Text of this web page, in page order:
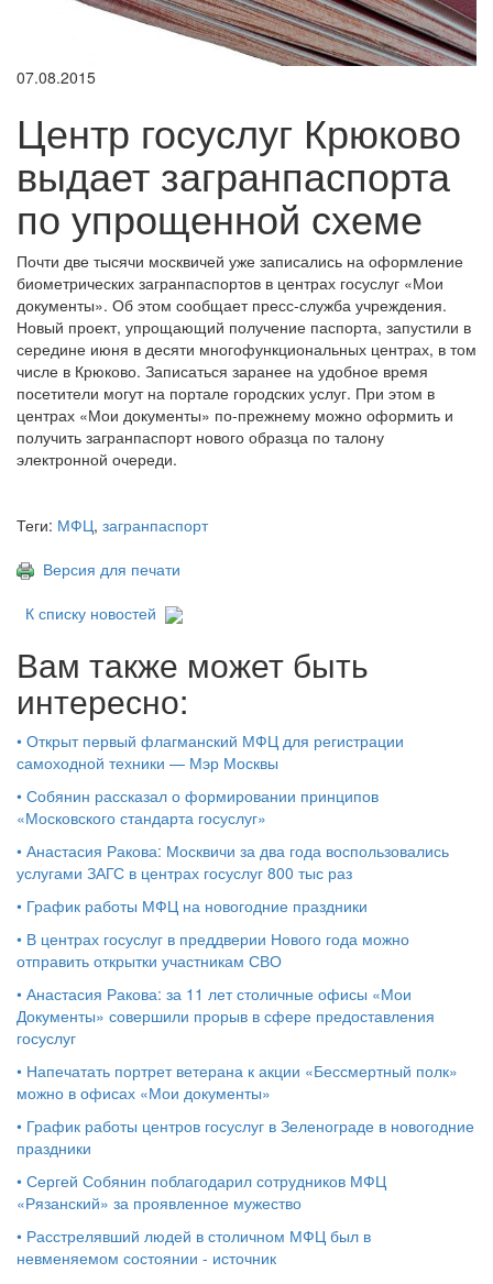
07.08.2015
Центр госуслуг Крюково
выдает загранпаспорта
по упрощенной схеме
Почти две тысячи москвичей уже записались на оформление
биометрических загранпаспортов в центрах госуслуг «Мои
документы». Об этом сообщает пресс-служба учреждения.
Новый проект, упрощающий получение паспорта, запустили в
середине июня в десяти многофункциональных центрах, в том
числе в Крюково. Записаться заранее на удобное время
посетители могут на портале городских услуг. При этом в
центрах «Мои документы» по-прежнему можно оформить и
получить загранпаспорт нового образца по талону
электронной очереди.
Теги: МФЦ, загранпаспорт
Версия для печати
К списку новостей
Вам также может быть
интересно:
• Открыт первый флагманский МФЦ для регистрации
самоходной техники — Мэр Москвы
• Собянин рассказал о формировании принципов
«Московского стандарта госуслуг»
• Анастасия Ракова: Москвичи за два года воспользовались
услугами ЗАГС в центрах госуслуг 800 тыс раз
• График работы МФЦ на новогодние праздники
• В центрах госуслуг в преддверии Нового года можно
отправить открытки участникам СВО
• Анастасия Ракова: за 11 лет столичные офисы «Мои
Документы» совершили прорыв в сфере предоставления
госуслуг
• Напечатать портрет ветерана к акции «Бессмертный полк»
можно в офисах «Мои документы»
• График работы центров госуслуг в Зеленограде в новогодние
праздники
• Сергей Собянин поблагодарил сотрудников МФЦ
«Рязанский» за проявленное мужество
• Расстрелявший людей в столичном МФЦ был в
невменяемом состоянии - источник